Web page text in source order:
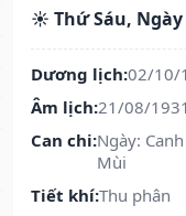
☀️ Thứ Sáu, Ngày
Dương lịch:02/10/
Âm lịch:21/08/1931
Can chi:Ngày:
Mùi
Tiết khí:Thu phân